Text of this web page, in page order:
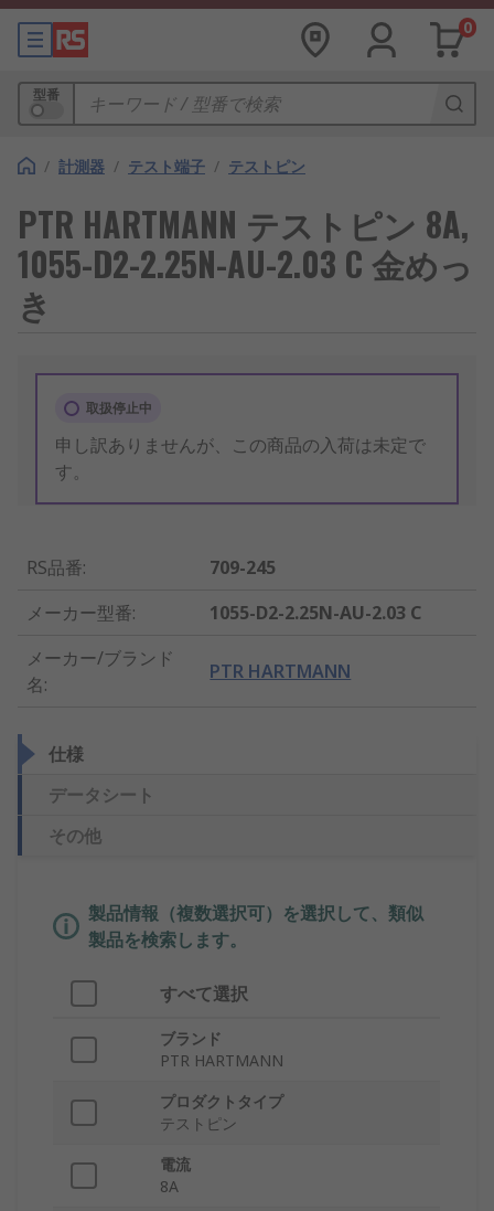
0
型番
/ 計測器 / テスト端子 / テストピン
PTR HARTMANN テストピン 8A,
1055-D2-2.25N-AU-2.03 C 金めっ
き
取扱停止中
申し訳ありませんが、この商品の入荷は未定で
す。
RS品番:
709-245
メーカー型番:
1055-D2-2.25N-AU-2.03 C
メーカー/ブランド
名:
PTR HARTMANN
仕様
データシート
その他
製品情報（複数選択可）を選択して、類似
製品を検索します。
すべて選択
ブランド
PTR HARTMANN
プロダクトタイプ
テストピン
電流
8A